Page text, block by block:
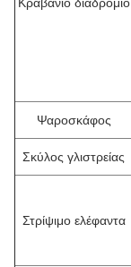
Ψαροσκάφος
Σκύλος γλιστρείας
Στρίψιμο ελέφαντα